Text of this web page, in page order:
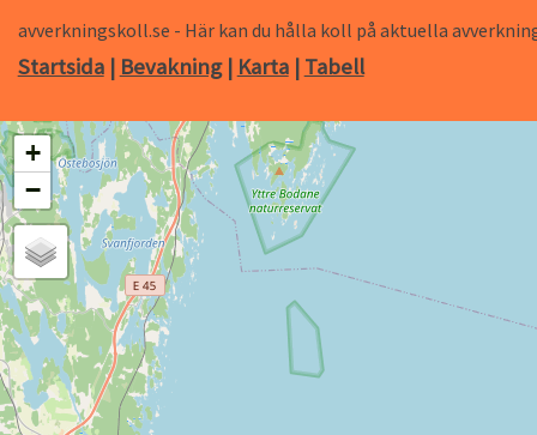
avverkningskoll.se - Här kan du hålla koll på aktuella
Startsida| Bevakning| Karta| Tabell
+
−